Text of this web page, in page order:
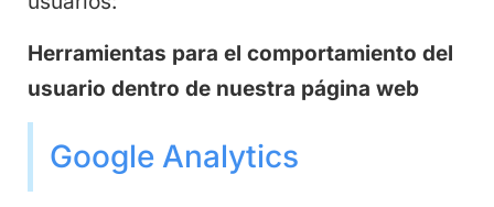
Herramientas para el comportamiento del
usuario dentro de nuestra página web
Google Analytics